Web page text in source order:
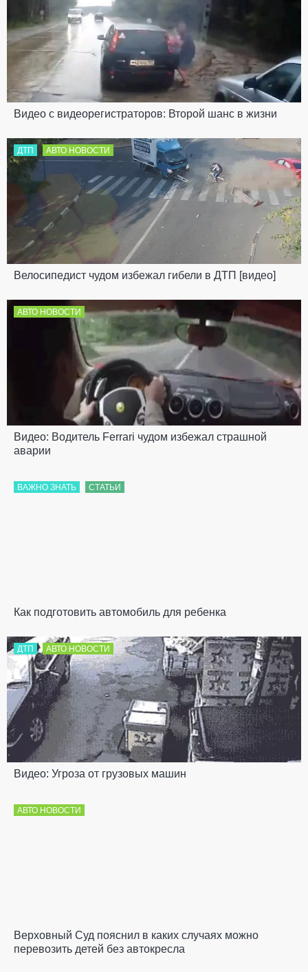
Видео с видеорегистраторов: Второй шанс в жизни
ДТП АВТО НОВОСТИ
Велосипедист чудом избежал гибели в ДТП [видео]
АВТО НОВОСТИ
Видео: Водитель Ferrari чудом избежал страшной
аварии
ВАЖНО ЗНАТЬ СТАТЬИ
Как подготовить автомобиль для ребенка
ДТП АВТО НОВОСТИ
Видео: Угроза от грузовых машин
АВТО НОВОСТИ
Верховный Суд пояснил в каких случаях можно
перевозить детей без автокресла